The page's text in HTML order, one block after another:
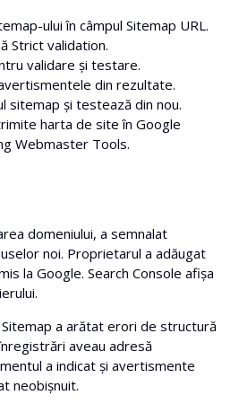
ului în câmpul Sitemap URL.
Strict validation.
validare și testare.
din rezultate.
sitemap și testează din nou.
harta de site în Google
Webmaster Tools.
domeniului, a semnalat
noi. Proprietarul a adăugat
la Google. Search Console afișa
a arătat erori de structură
aveau adresă
a indicat și avertismente
neobișnuit.